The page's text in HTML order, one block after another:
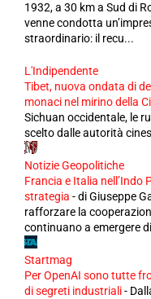
1932, a 30 km a Sud di
venne condotta
straordinario: il recu...
L'Indipendente
Tibet, nuova ondata di
monaci nel mirino della
Sichuan occidentale, le
scelto dalle autorità
Notizie Geopolitiche
Francia e Italia nell’Indo
strategia -di Giuseppe
rafforzare la
continuano a emergere
Startmag
Per OpenAI sono tutte
di segreti industriali-